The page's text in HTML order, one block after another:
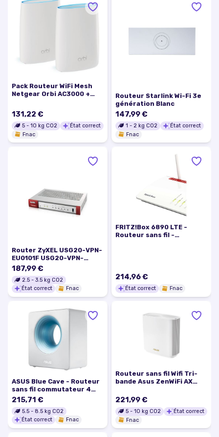
Pack Routeur WiFi Mesh
Netgear Orbi AC3000 +
131,22 €
5 - 10 kg CO2
État correct
Fnac
Routeur Starlink Wi-Fi 3e
génération Blanc
147,99 €
1 - 2 kg CO2
État correct
Fnac
Router ZyXEL USG20-VPN-
EU0101F USG20-VPN-
EU0101F Firewall
187,99 €
2.5 - 3.5 kg CO2
État correct
Fnac
FRITZ!Box 6890 LTE -
Routeur sans fil -
VoIP (DECT)
214,96 €
État correct Fnac
ASUS Blue Cave - Routeur
sans fil commutateur 4
ports - 1GbE - Wi-Fi 5 - Bi-
bande
215,71 €
5.5 - 8.5 kg CO2
État correct
Fnac
Routeur sans fil Wifi Tri-
bande Asus ZenWiFi AX
221,99 €
5 - 10 kg CO2
État correct
Fnac